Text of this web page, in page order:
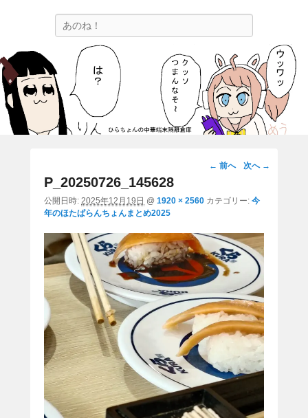
ひらちょんの中華端末隔離倉庫
ほたがページ上部にある検索バーを消してくれたサイトです。
画
ー
シ
ョ
ン
← 前へ 次へ →
P_20250726_145628
公開日時: 2025年12月19日 @ 1920 × 2560 カテゴリー: 今
年のほたぱらんちょんまとめ2025